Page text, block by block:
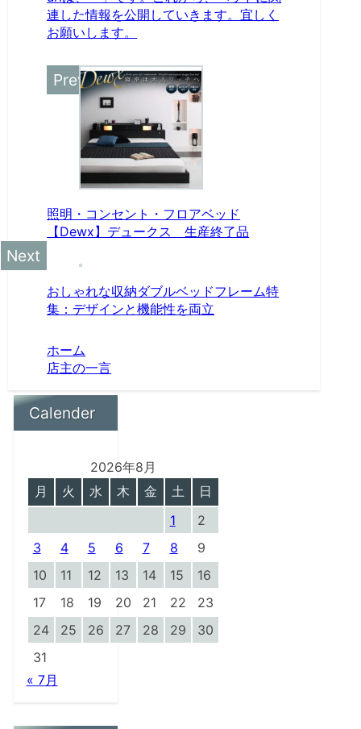
連した情報を公開していきます。宜しく
お願いします。
照明・コンセント・フロアベッド
【Dewx】デュークス 生産終了品
おしゃれな収納ダブルベッドフレーム特
集：デザインと機能性を両立
ホーム
店主の一言
Calender
2026年8月
月
火 水 木 金 土
日
1
2
3
4 5 6 7 8
9
10
11 12 13 14 15
16
17
18 19 20 21 22
23
24
25 26 27 28 29
30
31
« 7月